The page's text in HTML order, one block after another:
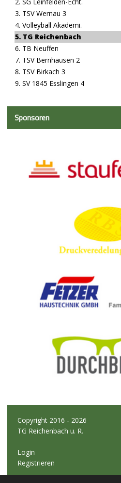
3. TSV Wernau 3
4. Volleyball Akademi.
5. TG Reichenbach
6. TB Neuffen
7. TSV Bernhausen 2
8. TSV Birkach 3
9. SV 1845 Esslingen 4
Sponsoren
Copyright 2016 - 2026
TG Reichenbach u. R.
Login
Registrieren